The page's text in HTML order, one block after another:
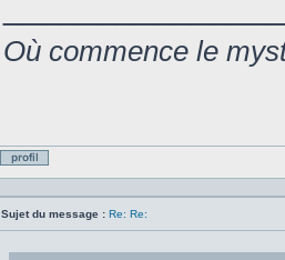
Où commence le
Profil
Sujet du message : Re: Re: